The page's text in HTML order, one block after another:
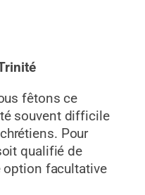
fêtons ce
souvent difficile
Pour
qualifié de
option facultative